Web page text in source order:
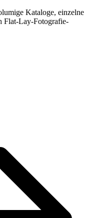
Kataloge, einzelne
Flat-Lay-Fotografie-